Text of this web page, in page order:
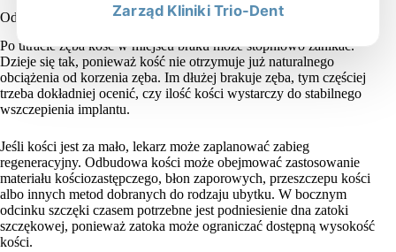
Odbudowa kości przed implantami
Po utracie zęba kość w miejscu braku może stopniowo zanikać.
Dzieje się tak, ponieważ kość nie otrzymuje już naturalnego
obciążenia od korzenia zęba. Im dłużej brakuje zęba, tym częściej
trzeba dokładniej ocenić, czy ilość kości wystarczy do stabilnego
wszczepienia implantu.
Jeśli kości jest za mało, lekarz może zaplanować zabieg
regeneracyjny. Odbudowa kości może obejmować zastosowanie
materiału kościozastępczego, błon zaporowych, przeszczepu kości
albo innych metod dobranych do rodzaju ubytku. W bocznym
odcinku szczęki czasem potrzebne jest podniesienie dna zatoki
szczękowej, ponieważ zatoka może ograniczać dostępną wysokość
kości.
Zarząd Kliniki Trio-Dent